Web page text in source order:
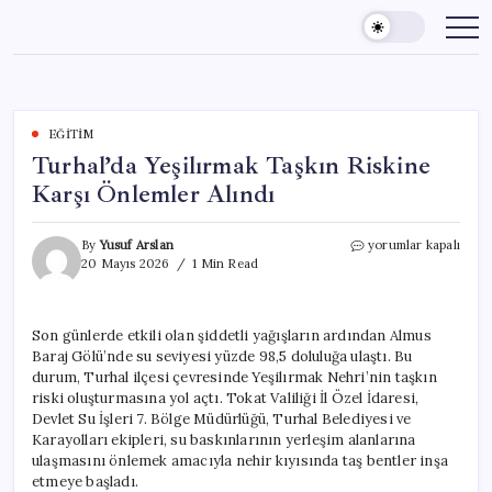
content
EĞITIM
Turhal’da Yeşilırmak Taşkın Riskine
Karşı Önlemler Alındı
ByYusuf Arslan
20 Mayıs 2026
1 Min Read
Turhal’da
Önlemler
Alındı
için
yorumlar kapalı
Son günlerde etkili olan şiddetli yağışların ardından Almus
Baraj Gölü’nde su seviyesi yüzde 98,5 doluluğa ulaştı. Bu
durum, Turhal ilçesi çevresinde Yeşilırmak Nehri’nin taşkın
riski oluşturmasına yol açtı. Tokat Valiliği İl Özel İdaresi,
Devlet Su İşleri 7. Bölge Müdürlüğü, Turhal Belediyesi ve
Karayolları ekipleri, su baskınlarının yerleşim alanlarına
ulaşmasını önlemek amacıyla nehir kıyısında taş bentler inşa
etmeye başladı.